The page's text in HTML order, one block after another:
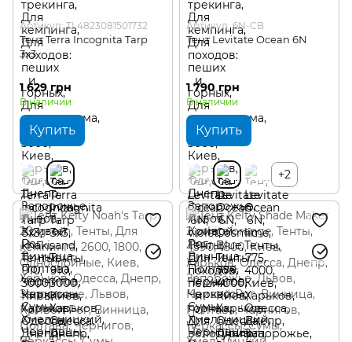
Артикул: TI 4823081501732
Тент Terra Incognita Tarp
3x3
1 629 грн
В наличии
Купить
Артикул: 6N-CB
Тент Levitate Ocean 6N
1 790 грн
В наличии
Купить
+2